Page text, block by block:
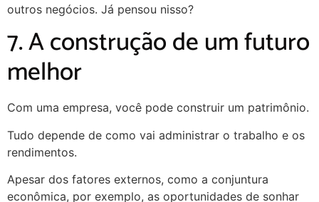
outros negócios. Já pensou nisso?
7. A construção de um futuro
melhor
Com uma empresa, você pode construir um patrimônio.
Tudo depende de como vai administrar o trabalho e os
rendimentos.
Apesar dos fatores externos, como a conjuntura
econômica, por exemplo, as oportunidades de sonhar